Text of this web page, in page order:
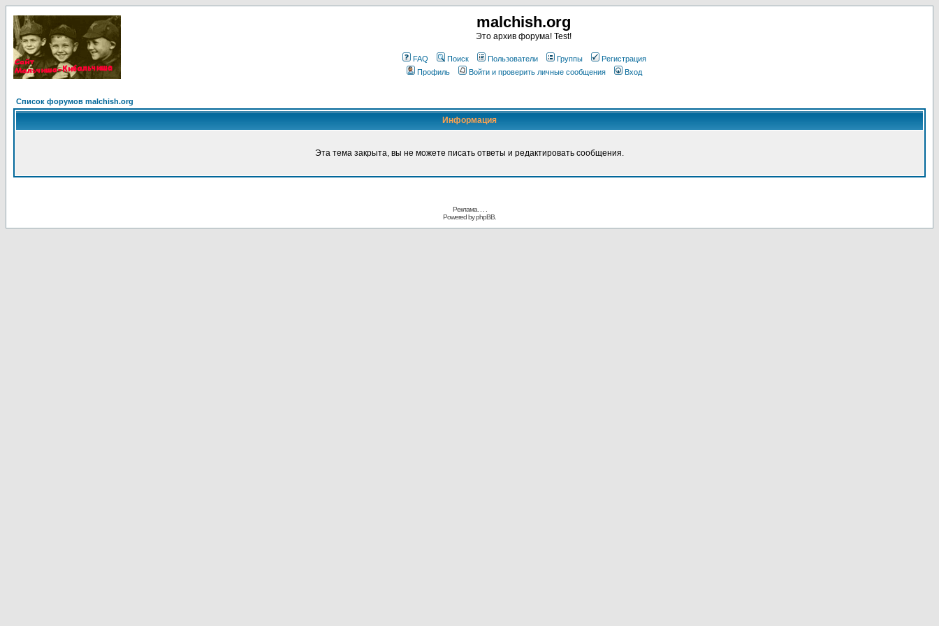
malchish.org
Это архив форума! Test!
FAQ Поиск Пользователи Группы
Регистрация
Профиль
Войти и проверить личные сообщения Вход
Список форумов malchish.org
Информация
Эта тема закрыта, вы не можете писать ответы и редактировать сообщения.
Реклама. . .
Powered byphpBB.